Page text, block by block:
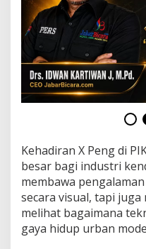
Kehadiran X Peng di
besar bagi industri
membawa
secara visual, tapi
melihat bagaimana
gaya hidup urban